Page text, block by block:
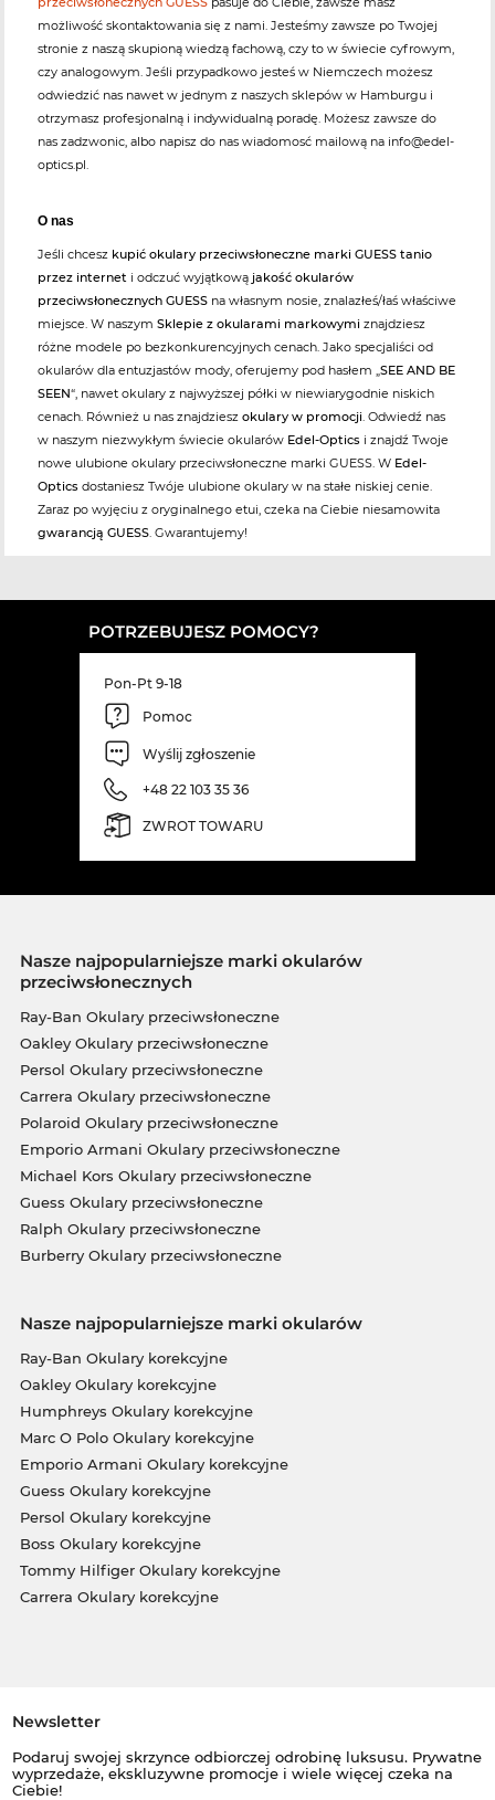
możliwość skontaktowania się z nami. Jesteśmy zawsze po Twojej
stronie z naszą skupioną wiedzą fachową, czy to w świecie cyfrowym,
czy analogowym. Jeśli przypadkowo jesteś w Niemczech możesz
odwiedzić nas nawet w jednym z naszych sklepów w Hamburgu i
otrzymasz profesjonalną i indywidualną poradę. Możesz zawsze do
nas zadzwonic, albo napisz do nas wiadomosć mailową na info@edel-
optics.pl.
O nas
Jeśli chcesz kupić okulary przeciwsłoneczne marki GUESS tanio
przez internet i odczuć wyjątkową jakość okularów
przeciwsłonecznych GUESS na własnym nosie, znalazłeś/łaś właściwe
miejsce. W naszym Sklepie z okularami markowymi znajdziesz
różne modele po bezkonkurencyjnych cenach. Jako specjaliści od
okularów dla entuzjastów mody, oferujemy pod hasłem „SEE AND BE
SEEN“, nawet okulary z najwyższej półki w niewiarygodnie niskich
cenach. Również u nas znajdziesz okulary w promocji. Odwiedź nas
w naszym niezwykłym świecie okularów Edel-Optics i znajdź Twoje
nowe ulubione okulary przeciwsłoneczne marki GUESS. W Edel-
Optics dostaniesz Twóje ulubione okulary w na stałe niskiej cenie.
Zaraz po wyjęciu z oryginalnego etui, czeka na Ciebie niesamowita
gwarancją GUESS. Gwarantujemy!
POTRZEBUJESZ POMOCY?
Pon-Pt 9-18
Pomoc
Wyślij zgłoszenie
+48 22 103 35 36
ZWROT TOWARU
Nasze najpopularniejsze marki okularów
przeciwsłonecznych
Ray-Ban Okulary przeciwsłoneczne
Oakley Okulary przeciwsłoneczne
Persol Okulary przeciwsłoneczne
Carrera Okulary przeciwsłoneczne
Polaroid Okulary przeciwsłoneczne
Emporio Armani Okulary przeciwsłoneczne
Michael Kors Okulary przeciwsłoneczne
Guess Okulary przeciwsłoneczne
Ralph Okulary przeciwsłoneczne
Burberry Okulary przeciwsłoneczne
Nasze najpopularniejsze marki okularów
Ray-Ban Okulary korekcyjne
Oakley Okulary korekcyjne
Humphreys Okulary korekcyjne
Marc O Polo Okulary korekcyjne
Emporio Armani Okulary korekcyjne
Guess Okulary korekcyjne
Persol Okulary korekcyjne
Boss Okulary korekcyjne
Tommy Hilfiger Okulary korekcyjne
Carrera Okulary korekcyjne
Newsletter
Podaruj swojej skrzynce odbiorczej odrobinę luksusu. Prywatne
wyprzedaże, ekskluzywne promocje i wiele więcej czeka na
Ciebie!